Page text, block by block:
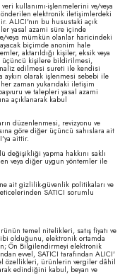
kullanımı-işlenmelerini ve/veya
elektronik iletişimlerdeki
ALICI'nın bu husustaki açık
yasal azami süre içinde
veya mümkün olanlar haricindeki
biçimde anonim hale
aktarıldığı kişiler, eksik veya
üçüncü kişilere bildirilmesi,
edilmesi sureti ile kendisi
olarak işlenmesi sebebi ile
zaman yukarıdaki iletişim
ve talepleri yasal azami
açıklanarak kabul
düzenlenmesi, revizyonu ve
göre diğer üçüncü sahıslara ait
aittir.
değişikliği yapma hakkını saklı
veya diğer uygun yöntemler ile
ait gizlilik-güvenlik politikaları ve
SATICI sorumlu
temel nitelikleri, satış fiyatı ve
olduğunu, elektronik ortamda
Ön Bilgilendirmeyi elektronik
evvel, SATICI tarafından ALICI'
özellikleri, ürünlerin vergiler dâhil
edindiğini kabul, beyan ve